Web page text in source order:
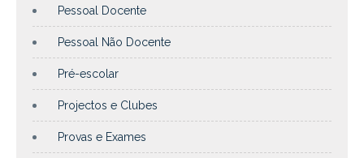
Pessoal Docente
Pessoal Não Docente
Pré-escolar
Projectos e Clubes
Provas e Exames